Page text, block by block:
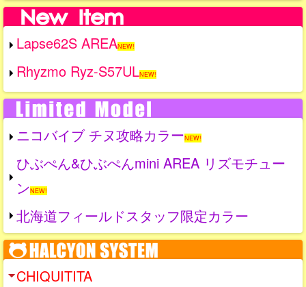
Lapse62S AREANEW!
Rhyzmo Ryz-S57ULNEW!
ニコバイブ チヌ攻略カラーNEW!
ひぶぺん&ひぶぺんmini AREA リズモチュー
ンNEW!
北海道フィールドスタッフ限定カラー
CHIQUITITA